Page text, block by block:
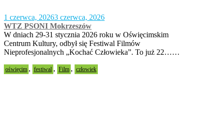
1 czerwca, 20263 czerwca, 2026
WTZ PSONI Mokrzeszów
W dniach 29-31 stycznia 2026 roku w Oświęcimskim
Centrum Kultury, odbył się Festiwal Filmów
Nieprofesjonalnych „Kochać Człowieka”. To już 22……
oświęcim , festiwal , Film , człowiek